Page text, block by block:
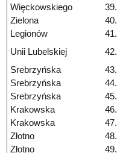
Więckowskiego
39.
Zielona
40.
Legionów
41.
Unii Lubelskiej
42.
Srebrzyńska 43.
Srebrzyńska
44.
Srebrzyńska
45.
Krakowska
46.
Krakowska
47.
Złotno
48.
Złotno
49.